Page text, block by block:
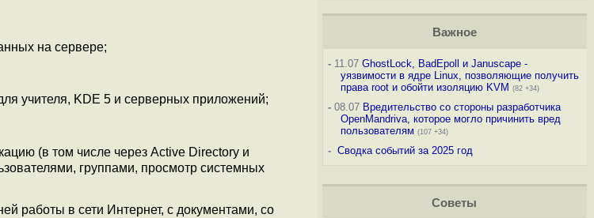
на сервере;
учителя, KDE 5 и серверных приложений;
(в том числе через Active Directory и
группами, просмотр системных
работы в сети Интернет, с документами, со
Важное
-11.07 GhostLock, BadEpoll и Januscape -
уязвимости в ядре Linux, позволяющие получить
права root и обойти изоляцию KVM (82 +34)
-08.07 Вредительство со стороны разработчика
OpenMandriva, которое могло причинить вред
пользователям (107 +34)
- Сводка событий за 2025 год
Советы